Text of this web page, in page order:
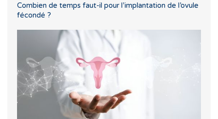
Combien de temps faut-il pour l’implantation de l’ovule
fécondé ?